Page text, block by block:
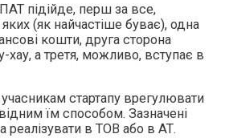
підійде, перш за все,
(як найчастіше буває), одна
кошти, друга сторона
хау, а третя, можливо, вступає в
стартапу врегулювати
їм способом. Зазначені
в ТОВ або в АТ.